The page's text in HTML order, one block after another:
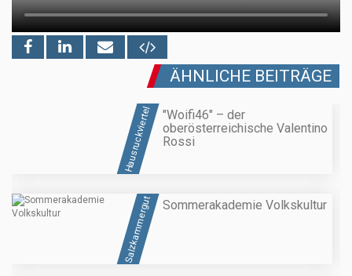
ÄHNLICHE BEITRÄGE
Hausruckviertel
"Woifi46" – der
oberösterreichische Valentino
Rossi
Salzkammergut Sommerakademie Volkskultur